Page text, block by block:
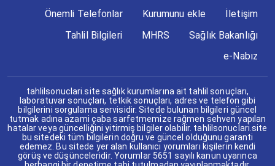
Önemli Telefonlar
Kurumunu ekle
İletişim
Tahlil Bilgileri
MHRS
Sağlık Bakanlığı
e-Nabız
tahlilsonuclari.site sağlık kurumlarına ait tahlil sonuçları,
laboratuvar sonuçları, tetkik sonuçları, adres ve telefon gibi
bilgilerini sorgulama servisidir. Sitede bulunan bilgileri güncel
tutmak adına azami çaba sarfetmemize rağmen sehven yapılan
hatalar veya güncelliğini yitirmiş bilgiler olabilir. tahlilsonuclari.site
bu sitedeki tüm bilgilerin doğru ve güncel olduğunu garanti
edemez. Bu sitede yer alan kullanıcı yorumları kişilerin kendi
görüş ve düşünceleridir. Yorumlar 5651 sayılı kanun uyarınca